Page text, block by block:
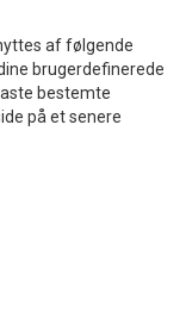
af følgende
brugerdefinerede
bestemte
på et senere